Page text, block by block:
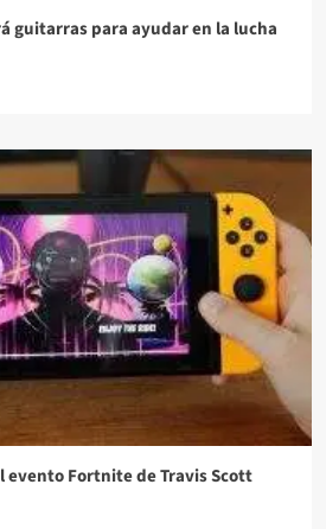
guitarras para ayudar en la lucha
evento Fortnite de Travis Scott